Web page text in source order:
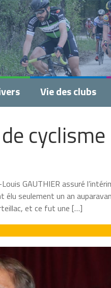
Vie des clubs
cyclisme
GAUTHIER assuré
élu seulement un an
et ce fut une […]